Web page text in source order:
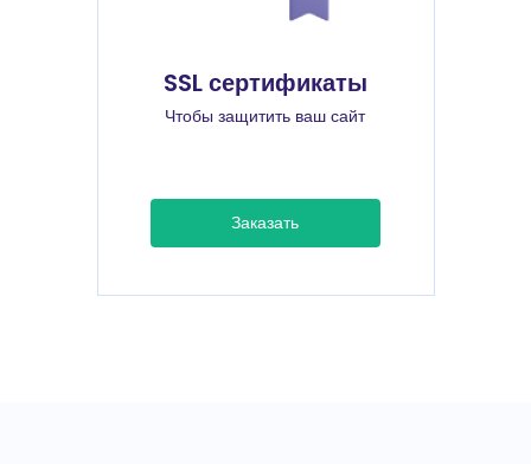
SSL сертификаты
Чтобы защитить ваш сайт
Заказать